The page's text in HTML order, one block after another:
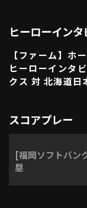
特定商取引法の表示
ヒーローインタ
【ファーム】ホ
ヒーローインタ
クス 対 北海道日
スコアプレー
[福岡ソフトバン
塁